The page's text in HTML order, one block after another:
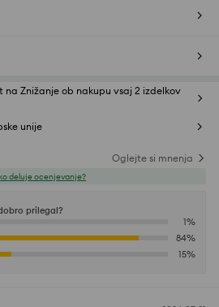
Znižanje ob nakupu vsaj 2 izdelkov
unije
Oglejte si mnenja
deluje ocenjevanje?
prilegal?
1%
84%
15%